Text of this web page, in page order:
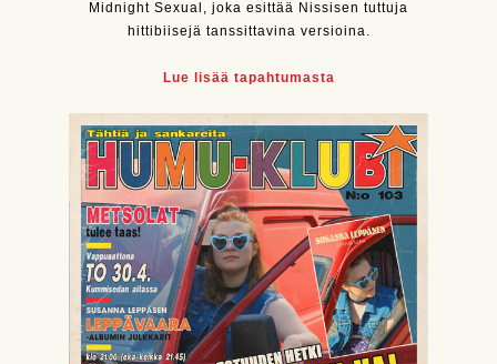
Midnight Sexual, joka esittää Nissisen tuttuja
hittibiisejä tanssittavina versioina.
Lue lisää tapahtumasta